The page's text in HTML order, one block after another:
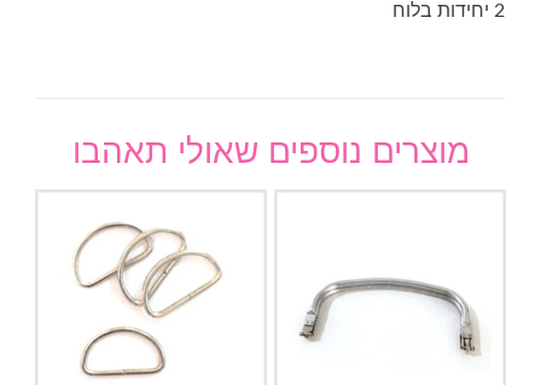
2 יחידות בלוח
מוצרים נוספים שאולי תאהבו